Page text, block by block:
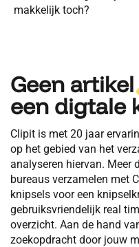
makkelijk toch?
Geen artikel
een digtale
Clipit is met 20 jaar
op het gebied van het
analyseren hiervan. Meer
bureaus verzamelen met
knipsels voor een
gebruiksvriendelijk real
overzicht. Aan de hand
zoekopdracht door jouw